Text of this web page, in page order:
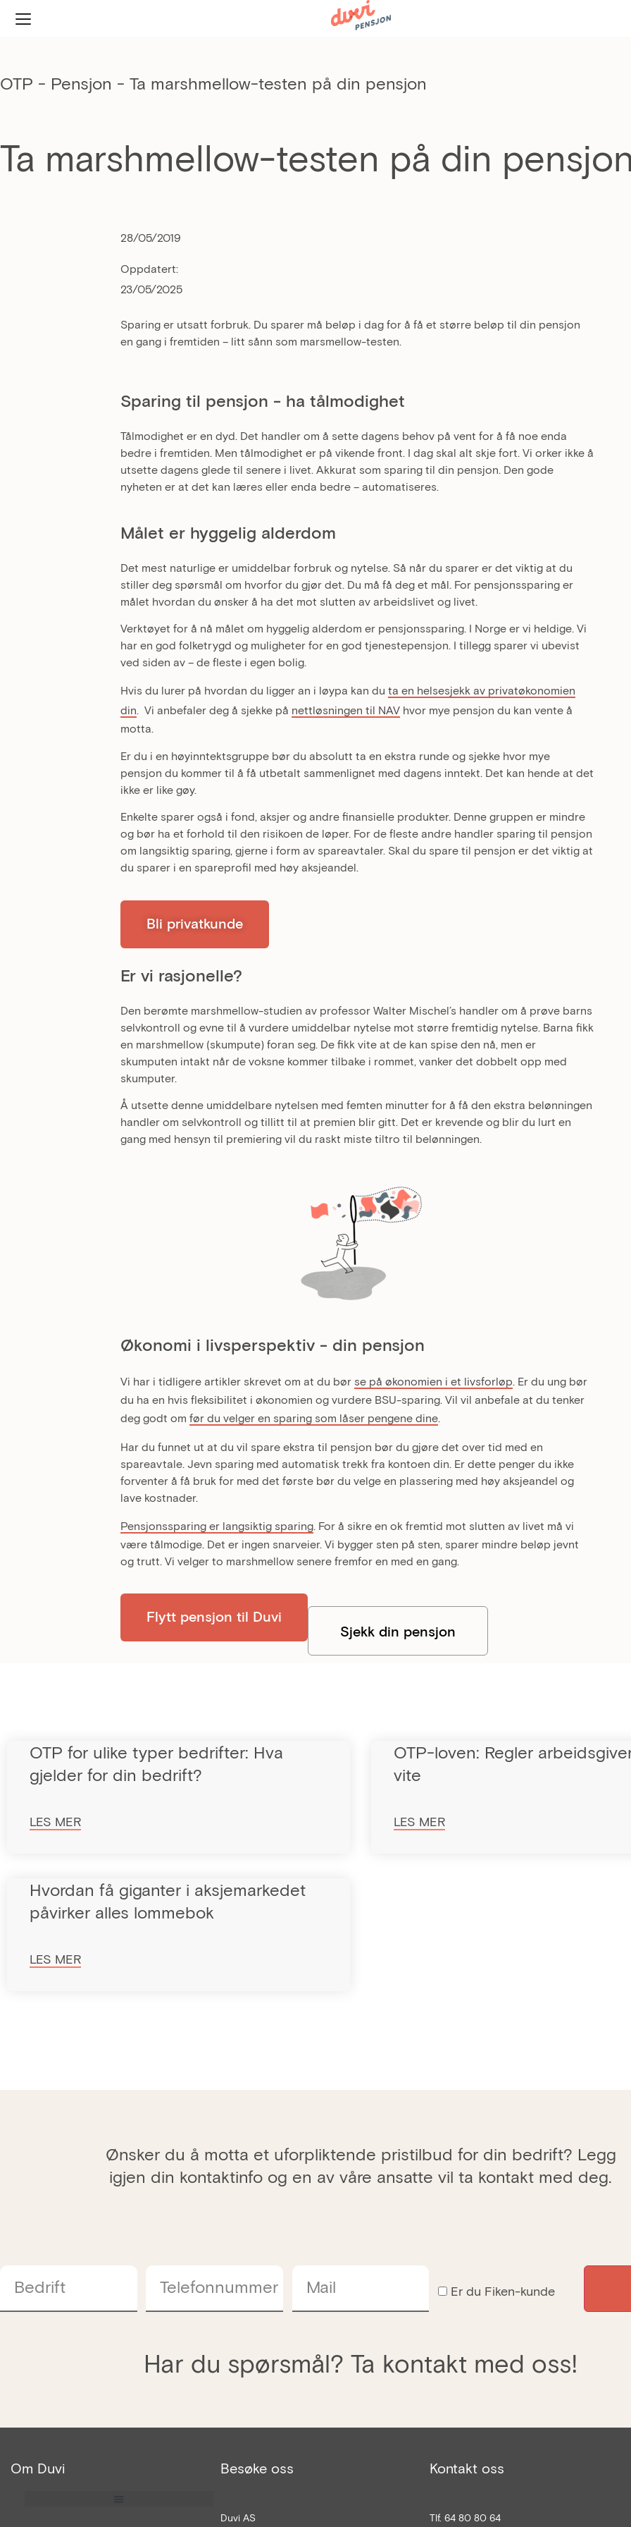
OTP - Pensjon - Ta marshmellow-testen på din pensjon
Ta marshmellow-testen på din pensjon
28/05/2019
Oppdatert:
23/05/2025
Sparing er utsatt forbruk. Du sparer må beløp i dag for å få et større beløp til din pensjon
en gang i fremtiden – litt sånn som marsmellow-testen.
Sparing til pensjon - ha tålmodighet
Tålmodighet er en dyd. Det handler om å sette dagens behov på vent for å få noe enda
bedre i fremtiden. Men tålmodighet er på vikende front. I dag skal alt skje fort. Vi orker ikke å
utsette dagens glede til senere i livet. Akkurat som sparing til din pensjon. Den gode
nyheten er at det kan læres eller enda bedre – automatiseres.
Målet er hyggelig alderdom
Det mest naturlige er umiddelbar forbruk og nytelse. Så når du sparer er det viktig at du
stiller deg spørsmål om hvorfor du gjør det. Du må få deg et mål. For pensjonssparing er
målet hvordan du ønsker å ha det mot slutten av arbeidslivet og livet.
Verktøyet for å nå målet om hyggelig alderdom er pensjonssparing. I Norge er vi heldige. Vi
har en god folketrygd og muligheter for en god tjenestepensjon. I tillegg sparer vi ubevist
ved siden av – de fleste i egen bolig.
Hvis du lurer på hvordan du ligger an i løypa kan du ta en helsesjekk av privatøkonomien
din. Vi anbefaler deg å sjekke på nettløsningen til NAVhvor mye pensjon du kan vente å
motta.
Er du i en høyinntektsgruppe bør du absolutt ta en ekstra runde og sjekke hvor mye
pensjon du kommer til å få utbetalt sammenlignet med dagens inntekt. Det kan hende at det
ikke er like gøy.
Enkelte sparer også i fond, aksjer og andre finansielle produkter. Denne gruppen er mindre
og bør ha et forhold til den risikoen de løper. For de fleste andre handler sparing til pensjon
om langsiktig sparing, gjerne i form av spareavtaler. Skal du spare til pensjon er det viktig at
du sparer i en spareprofil med høy aksjeandel.
Bli privatkunde
Er vi rasjonelle?
Den berømte marshmellow-studien av professor Walter Mischel’s handler om å prøve barns
selvkontroll og evne til å vurdere umiddelbar nytelse mot større fremtidig nytelse. Barna fikk
en marshmellow (skumpute) foran seg. De fikk vite at de kan spise den nå, men er
skumputen intakt når de voksne kommer tilbake i rommet, vanker det dobbelt opp med
skumputer.
Å utsette denne umiddelbare nytelsen med femten minutter for å få den ekstra belønningen
handler om selvkontroll og tillitt til at premien blir gitt. Det er krevende og blir du lurt en
gang med hensyn til premiering vil du raskt miste tiltro til belønningen.
Økonomi i livsperspektiv - din pensjon
Vi har i tidligere artikler skrevet om at du bør se på økonomien i et livsforløp. Er du ung bør
du ha en hvis fleksibilitet i økonomien og vurdere BSU-sparing. Vil vil anbefale at du tenker
deg godt om før du velger en sparing som låser pengene dine.
Har du funnet ut at du vil spare ekstra til pensjon bør du gjøre det over tid med en
spareavtale. Jevn sparing med automatisk trekk fra kontoen din. Er dette penger du ikke
forventer å få bruk for med det første bør du velge en plassering med høy aksjeandel og
lave kostnader.
Pensjonssparing er langsiktig sparing. For å sikre en ok fremtid mot slutten av livet må vi
være tålmodige. Det er ingen snarveier. Vi bygger sten på sten, sparer mindre beløp jevnt
og trutt. Vi velger to marshmellow senere fremfor en med en gang.
Flytt pensjon til Duvi
Sjekk din pensjon
OTP for ulike typer bedrifter: Hva
gjelder for din bedrift?
LES MER
OTP-loven: Regler
vite
LES MER
Hvordan få giganter i aksjemarkedet
påvirker alles lommebok
LES MER
Ønsker du å motta et uforpliktende pristilbud for din bedrift? Legg
igjen din kontaktinfo og en av våre ansatte vil ta kontakt med deg.
Bedrift Telefonnummer Mail Er du Fiken-kunde
Har du spørsmål? Ta kontakt med oss!
Om Duvi Besøke oss
Duvi AS
Kontakt oss
Tlf. 64 80 80 64